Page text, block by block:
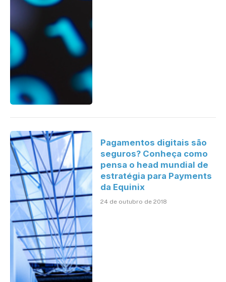
Pagamentos digitais são
seguros? Conheça como
pensa o head mundial de
estratégia para Payments
da Equinix
24 de outubro de 2018